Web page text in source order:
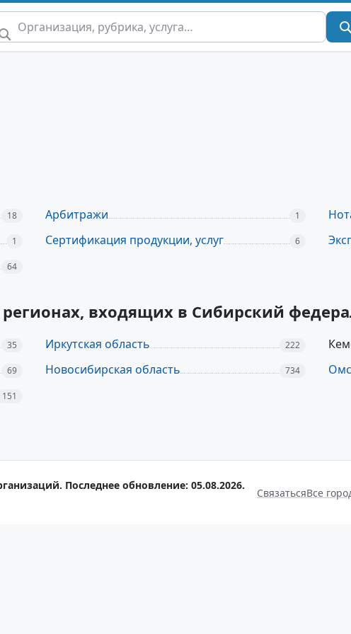
18 Арбитражи 1
1 Сертификация продукции, услуг 6
64
регионах, входящих в Сибирский
35 Иркутская область 222
69 Новосибирская область 734
151
Последнее обновление: 05.08.2026.
СвязатьсяВсе